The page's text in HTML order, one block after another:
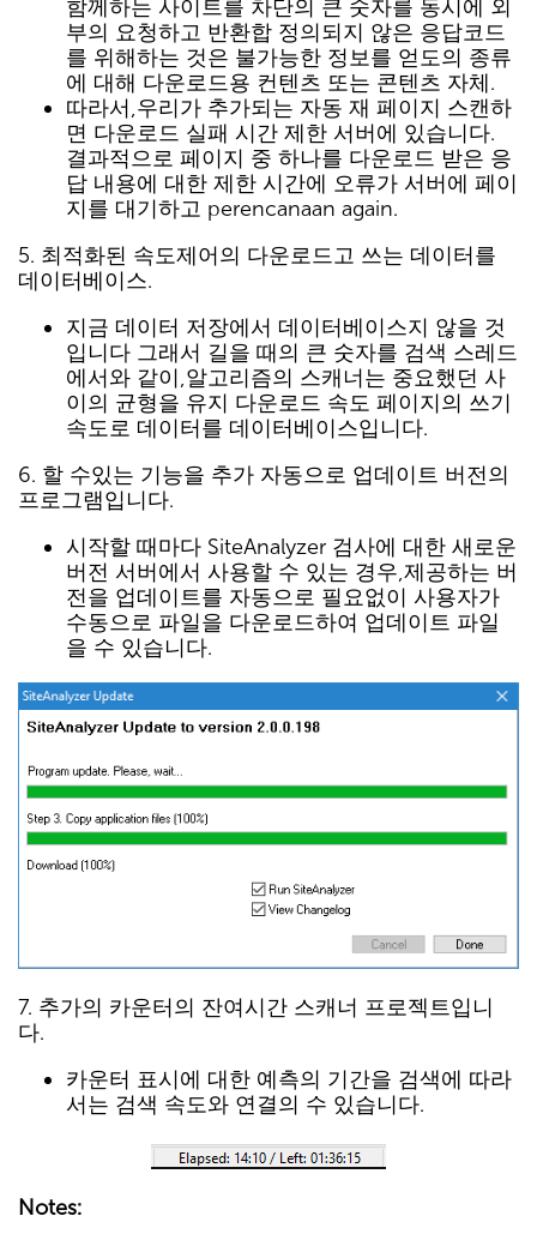
함께하는 사이트를 차단의 큰 숫자를 동시에 외
부의 요청하고 반환합 정의되지 않은 응답코드
를 위해하는 것은 불가능한 정보를 얻도의 종류
에 대해 다운로드용 컨텐츠 또는 콘텐츠 자체.
따라서,우리가 추가되는 자동 재 페이지 스캔하
면 다운로드 실패 시간 제한 서버에 있습니다.
결과적으로 페이지 중 하나를 다운로드 받은 응
답 내용에 대한 제한 시간에 오류가 서버에 페이
지를 대기하고 perencanaan again.
5. 최적화된 속도제어의 다운로드고 쓰는 데이터를
데이터베이스.
지금 데이터 저장에서 데이터베이스지 않을 것
입니다 그래서 길을 때의 큰 숫자를 검색 스레드
에서와 같이,알고리즘의 스캐너는 중요했던 사
이의 균형을 유지 다운로드 속도 페이지의 쓰기
속도로 데이터를 데이터베이스입니다.
6. 할 수있는 기능을 추가 자동으로 업데이트 버전의
프로그램입니다.
시작할 때마다 SiteAnalyzer 검사에 대한 새로운
버전 서버에서 사용할 수 있는 경우,제공하는 버
전을 업데이트를 자동으로 필요없이 사용자가
수동으로 파일을 다운로드하여 업데이트 파일
을 수 있습니다.
7. 추가의 카운터의 잔여시간 스캐너 프로젝트입니
다.
카운터 표시에 대한 예측의 기간을 검색에 따라
서는 검색 속도와 연결의 수 있습니다.
Notes: